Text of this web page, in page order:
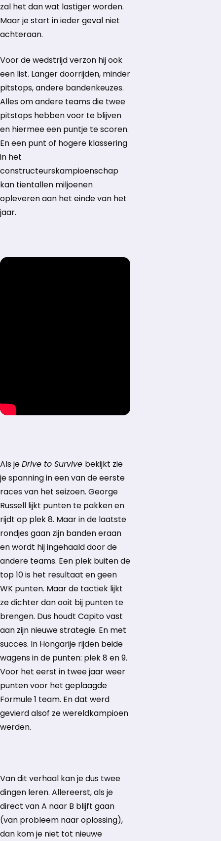
zal het dan wat lastiger worden.
Maar je start in ieder geval niet
achteraan.
Voor de wedstrijd verzon hij ook
een list. Langer doorrijden, minder
pitstops, andere bandenkeuzes.
Alles om andere teams die twee
pitstops hebben voor te blijven
en hiermee een puntje te scoren.
En een punt of hogere klassering
in het
constructeurskampioenschap
kan tientallen miljoenen
opleveren aan het einde van het
jaar.
Als jeDrive to Survive bekijkt zie
je spanning in een van de eerste
races van het seizoen. George
Russell lijkt punten te pakken en
rijdt op plek 8. Maar in de laatste
rondjes gaan zijn banden eraan
en wordt hij ingehaald door de
andere teams. Een plek buiten de
top 10 is het resultaat en geen
WK punten. Maar de tactiek lijkt
ze dichter dan ooit bij punten te
brengen. Dus houdt Capito vast
aan zijn nieuwe strategie. En met
succes. In Hongarije rijden beide
wagens in de punten: plek 8 en 9.
Voor het eerst in twee jaar weer
punten voor het geplaagde
Formule 1 team. En dat werd
gevierd alsof ze wereldkampioen
werden.
Van dit verhaal kan je dus twee
dingen leren. Allereerst, als je
direct van A naar B blijft gaan
(van probleem naar oplossing),
dan kom je niet tot nieuwe